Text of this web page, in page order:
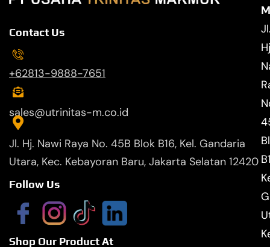
Contact Us
+62813-9888-7651
sales@utrinitas-m.co.id
Jl. Hj. Nawi Raya No. 45B Blok B16, Kel. Gandaria
Utara, Kec. Kebayoran Baru, Jakarta Selatan 12420
Follow Us
Shop Our Product At